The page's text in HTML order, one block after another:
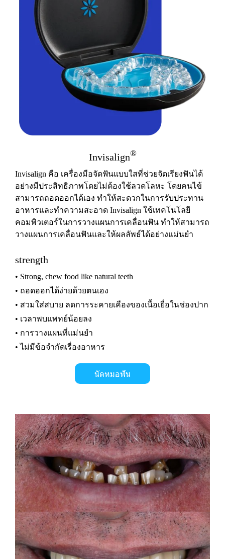
Invisalign®
Invisalign คือ เครื่องมือจัดฟันแบบใสที่ช่วยจัดเรียงฟันได้
อย่างมีประสิทธิภาพโดยไม่ต้องใช้ลวดโลหะ โดยคนไข้
สามารถถอดออกได้เอง ทำให้สะดวกในการรับประทาน
อาหารและทำความสะอาด Invisalign ใช้เทคโนโลยี
คอมพิวเตอร์ในการวางแผนการเคลื่อนฟัน ทำให้สามารถ
วางแผนการเคลื่อนฟันและให้ผลลัพธ์ได้อย่างแม่นยำ
strength
• Strong, chew food like natural teeth
• ถอดออกได้ง่ายด้วยตนเอง
• สวมใส่สบาย ลดการระคายเคืองของเนื้อเยื่อในช่องปาก
• เวลาพบแพทย์น้อยลง
• การวางแผนที่แม่นยำ
• ไม่มีข้อจำกัดเรื่องอาหาร
นัดหมอฟัน